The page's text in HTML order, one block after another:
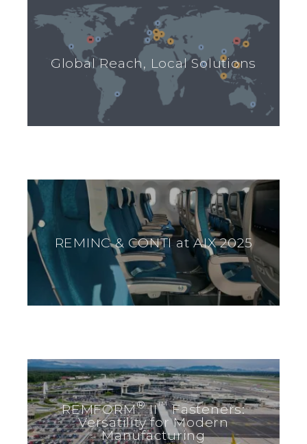
Global Reach, Local Solutions
REMINC & CONTI at AIX 2025
REMFORM®II™Fasteners:
Versatility for Modern
Manufacturing